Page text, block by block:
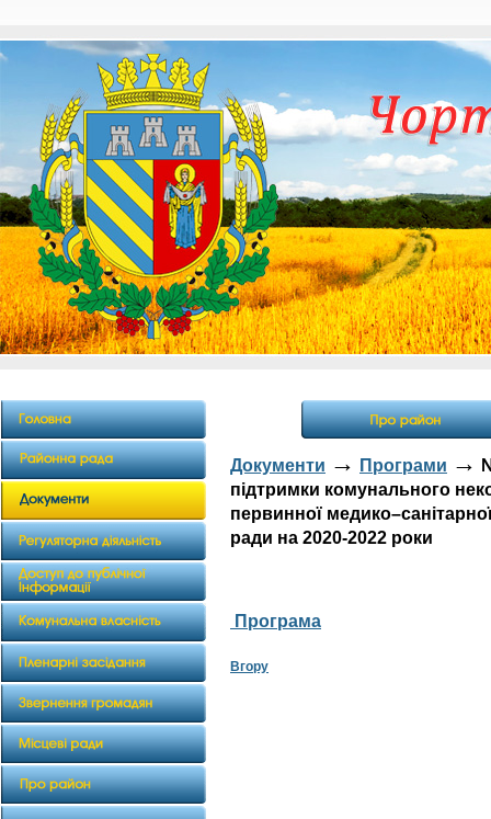
Документи → Програми →
підтримки комунального
первинної
ради на 2020-2022 роки
Програма
Вгору